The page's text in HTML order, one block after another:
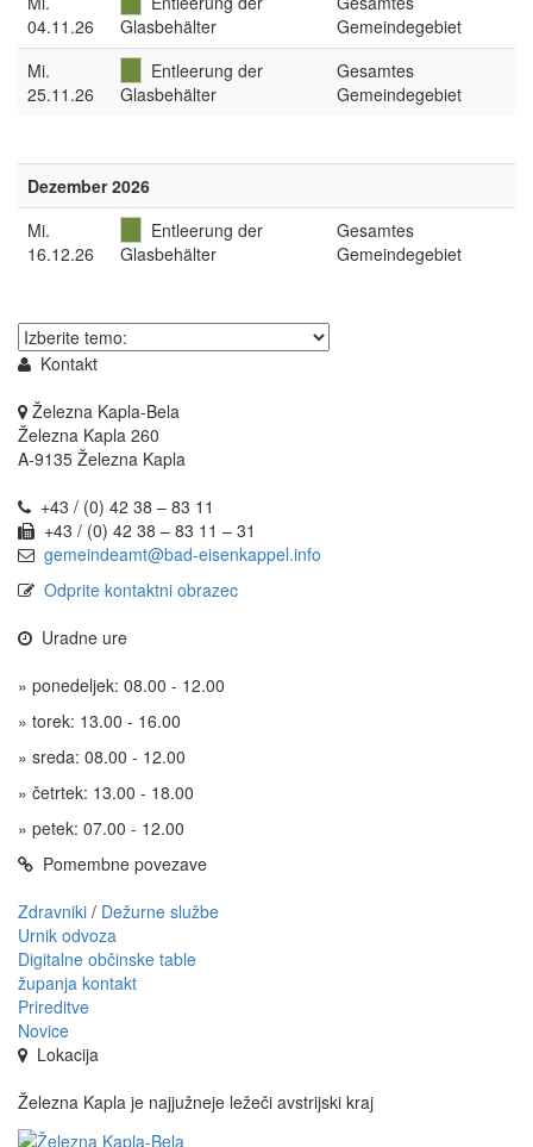
04.11.26
Glasbehälter
Gemeindegebiet
Mi.
25.11.26
Entleerung der
Glasbehälter
Gesamtes
Gemeindegebiet
Dezember 2026
Mi.
16.12.26
Entleerung der
Glasbehälter
Gesamtes
Gemeindegebiet
Thema
wählen
Kontakt
Železna Kapla-Bela
Železna Kapla 260
A-9135 Železna Kapla
+43 / (0) 42 38 – 83 11
+43 / (0) 42 38 – 83 11 – 31
gemeindeamt@bad-eisenkappel.info
Odprite kontaktni obrazec
Uradne ure
» ponedeljek: 08.00 - 12.00
» torek: 13.00 - 16.00
» sreda: 08.00 - 12.00
» četrtek: 13.00 - 18.00
» petek: 07.00 - 12.00
Pomembne povezave
Zdravniki / Dežurne službe
Urnik odvoza
Digitalne občinske table
županja kontakt
Prireditve
Novice
Lokacija
Železna Kapla je najjužneje ležeči avstrijski kraj